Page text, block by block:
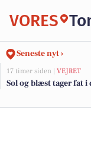
VORES
Seneste nyt ›
17 timer siden | VEJRET
Sol og blæst tager fat i